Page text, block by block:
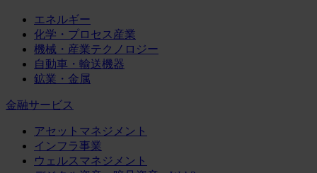
エネルギー
化学・プロセス産業
機械・産業テクノロジー
自動車・輸送機器
鉱業・金属
金融サービス
アセットマネジメント
インフラ事業
ウェルスマネジメント